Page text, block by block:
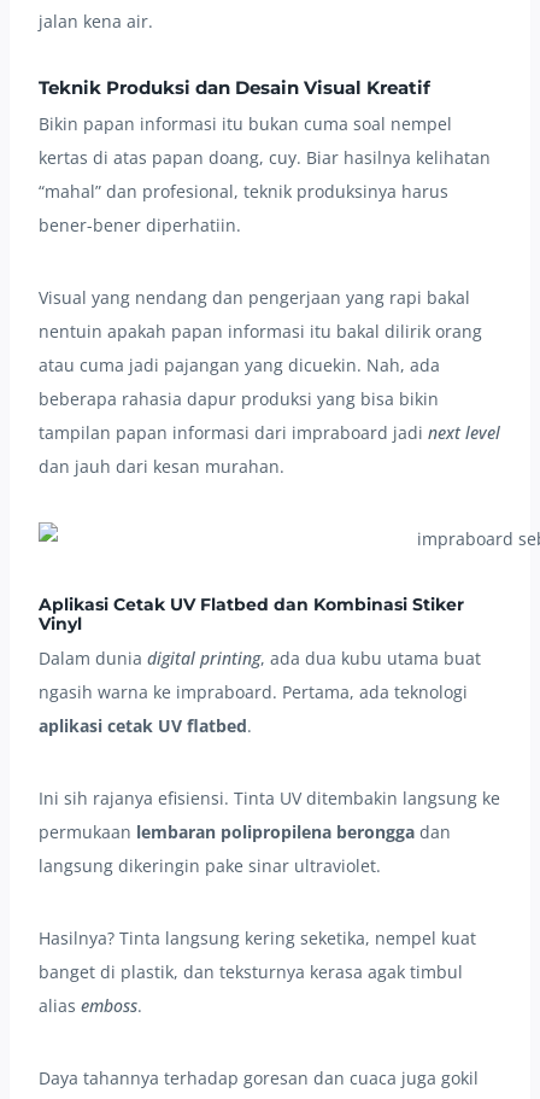
jalan kena air.
Teknik Produksi dan Desain Visual Kreatif
Bikin papan informasi itu bukan cuma soal nempel
kertas di atas papan doang, cuy. Biar hasilnya kelihatan
“mahal” dan profesional, teknik produksinya harus
bener-bener diperhatiin.
Visual yang nendang dan pengerjaan yang rapi bakal
nentuin apakah papan informasi itu bakal dilirik orang
atau cuma jadi pajangan yang dicuekin. Nah, ada
beberapa rahasia dapur produksi yang bisa bikin
tampilan papan informasi dari impraboard jadi next level
dan jauh dari kesan murahan.
Aplikasi Cetak UV Flatbed dan Kombinasi Stiker
Vinyl
Dalam dunia digital printing, ada dua kubu utama buat
ngasih warna ke impraboard. Pertama, ada teknologi
aplikasi cetak UV flatbed.
Ini sih rajanya efisiensi. Tinta UV ditembakin langsung ke
permukaan lembaran polipropilena berongga dan
langsung dikeringin pake sinar ultraviolet.
Hasilnya? Tinta langsung kering seketika, nempel kuat
banget di plastik, dan teksturnya kerasa agak timbul
alias emboss.
Daya tahannya terhadap goresan dan cuaca juga gokil